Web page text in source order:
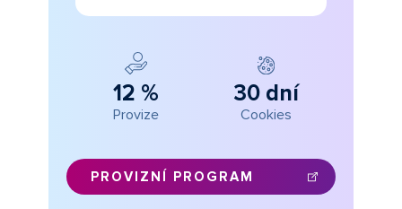
12 %
Provize
30 dní
Cookies
PROVIZNÍ PROGRAM